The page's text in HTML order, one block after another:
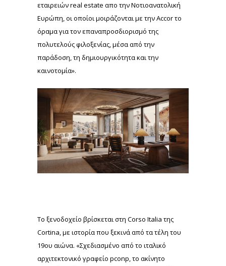
εταιρειών real estate απο την Νοτιοανατολική
Ευρώπη, οι οποίοι μοιράζονται με την Accor το
όραμα για τον επαναπροσδιορισμό της
πολυτελούς φιλοξενίας, μέσα από την
παράδοση, τη δημιουργικότητα και την
καινοτομία».
Το ξενοδοχείο βρίσκεται στη Corso Italia της
Cortina, με ιστορία που ξεκινά από τα τέλη του
19ου αιώνα. «Σχεδιασμένο από το ιταλικό
αρχιτεκτονικό γραφείο pconp, το ακίνητο